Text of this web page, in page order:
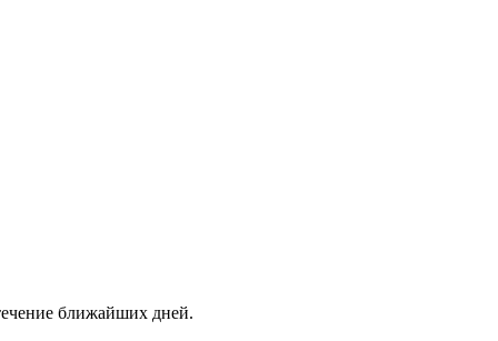
ближайших дней.